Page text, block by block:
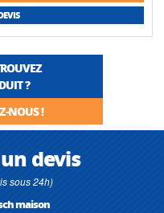
?
NOUS !
devis
sous 24h)
maison